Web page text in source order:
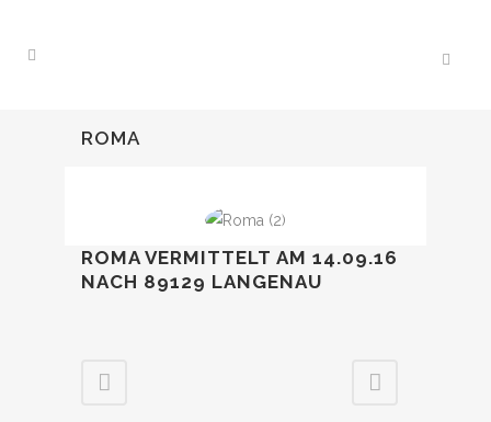
ROMA
ROMA VERMITTELT AM 14.09.16
NACH 89129 LANGENAU